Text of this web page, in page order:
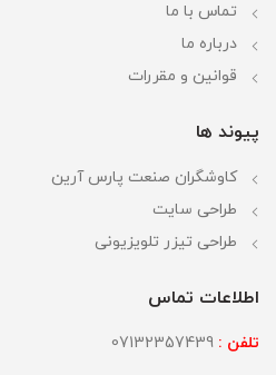
تماس با ما
درباره ما
قوانین و مقررات
پیوند ها
کاوشگران صنعت پارس آرین
طراحی سایت
طراحی تیزر تلویزیونی
اطلاعات تماس
تلفن :